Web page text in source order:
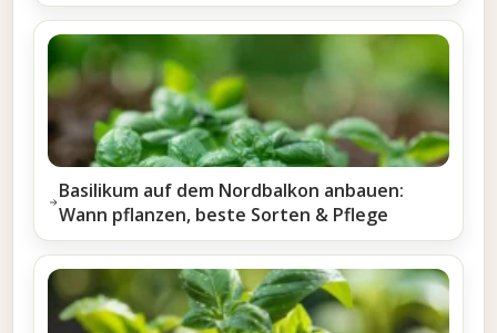
Basilikum auf dem Nordbalkon anbauen:
Wann pflanzen, beste Sorten & Pflege